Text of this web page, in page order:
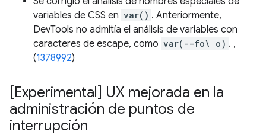
variables de CSS en var() . Anteriormente,
DevTools no admitía el análisis de variables con
caracteres de escape, como var(--fo\ o) . ,
(1378992)
[Experimental] UX mejorada en la
administración de puntos de
interrupción